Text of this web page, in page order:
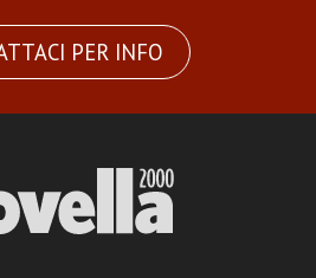
PER INFO